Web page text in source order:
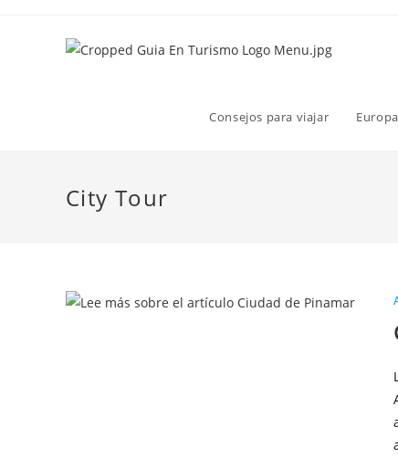
Consejos para viajar Europa
City Tour